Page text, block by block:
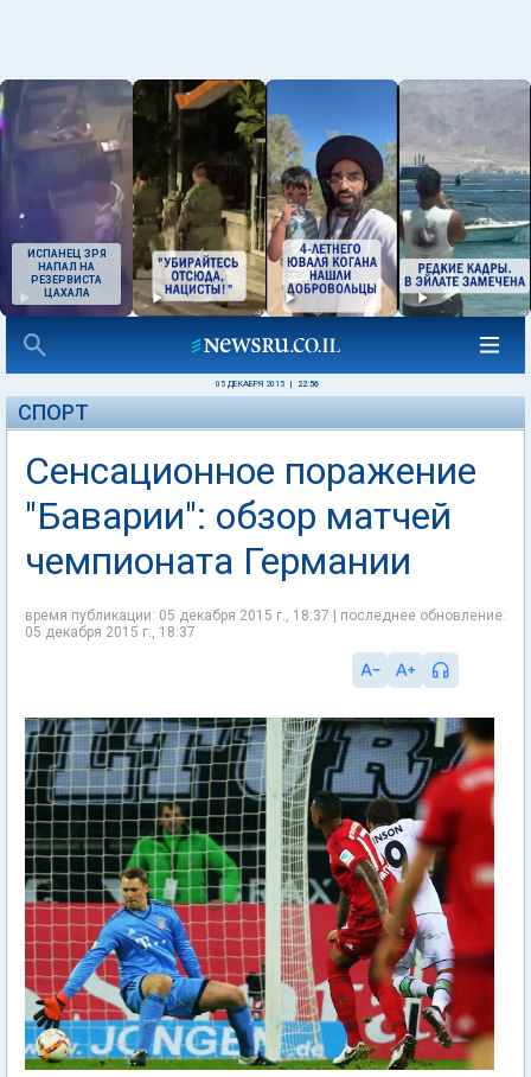
ИСПАНЕЦ ЗРЯ
НАПАЛ НА
РЕЗЕРВИСТА
ЦАХАЛА
05 ДЕКАБРЯ 2015 22:56
СПОРТ
Сенсационное поражение
"Баварии": обзор матчей
чемпионата Германии
время публикации: 05 декабря 2015 г., 18:37 | последнее обновление:
05 декабря 2015 г., 18:37